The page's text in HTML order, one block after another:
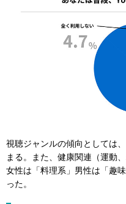
視聴ジャンルの傾向としては
まる。また、健康関連（運動
女性は「料理系」男性は「趣
った。